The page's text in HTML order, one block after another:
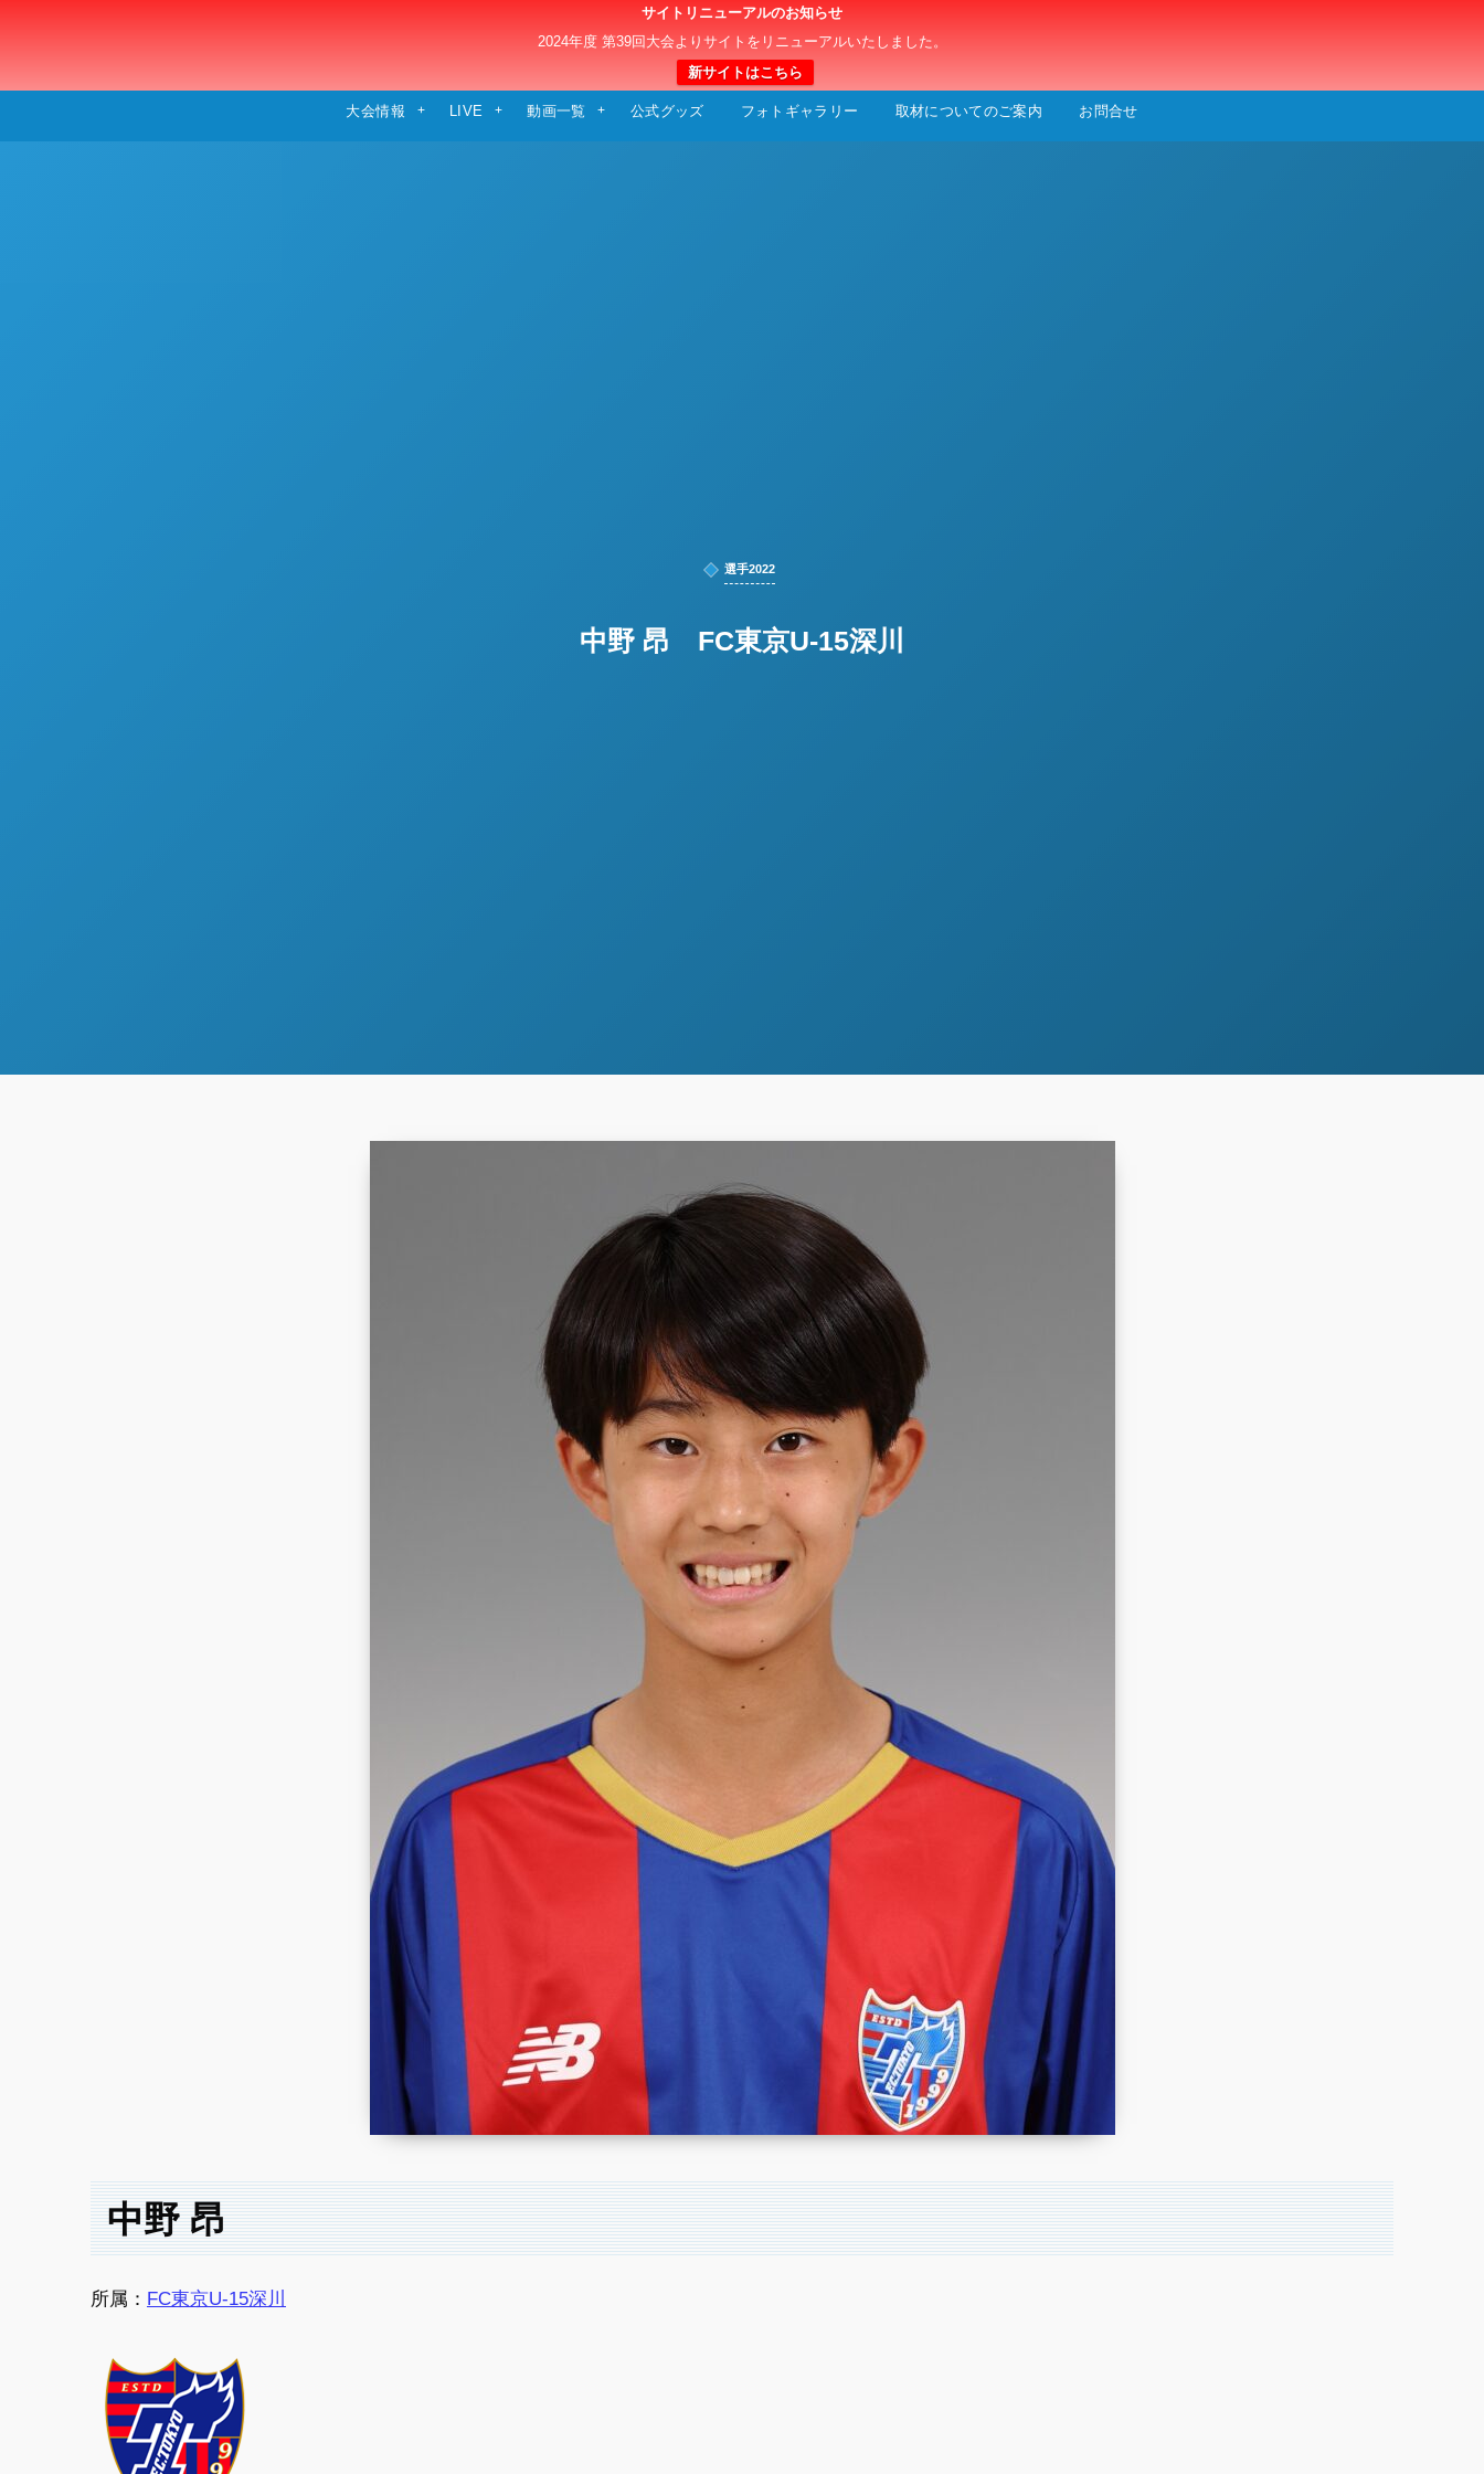
サイトリニューアルのお知らせ
2024年度 第39回大会よりサイトをリニューアルいたしました。
新サイトはこちら
日本クラブユースサッカー選手権（U-15）大会
大会情報 LIVE 動画一覧 公式グッズ フォトギャラリー 取材についてのご案内 お問合せ
選手2022
中野 昂 FC東京U-15深川
中野 昂
所属： FC東京U-15深川